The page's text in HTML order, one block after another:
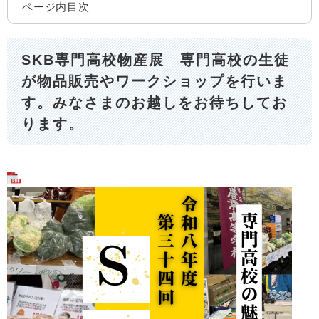
ページ内目次
SKB専門高校物産展 専門高校の生徒
が物品販売やワークショップを行いま
す。みなさまのお越しをお待ちしてお
ります。